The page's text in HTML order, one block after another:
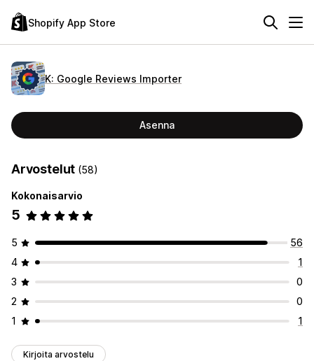
Shopify App Store
K: Google Reviews Importer
Asenna
Arvostelut (58)
Kokonaisarvio
5
5
56
4
1
3
0
2
0
1
1
Kirjoita arvostelu